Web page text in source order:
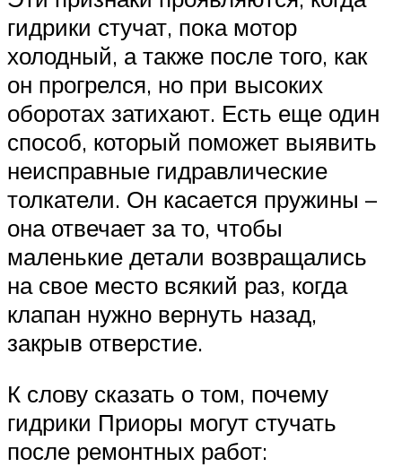
гидрики стучат, пока мотор
холодный, а также после того, как
он прогрелся, но при высоких
оборотах затихают. Есть еще один
способ, который поможет выявить
неисправные гидравлические
толкатели. Он касается пружины –
она отвечает за то, чтобы
маленькие детали возвращались
на свое место всякий раз, когда
клапан нужно вернуть назад,
закрыв отверстие.
К слову сказать о том, почему
гидрики Приоры могут стучать
после ремонтных работ: